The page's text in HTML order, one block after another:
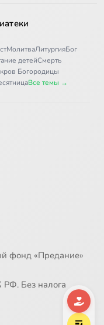
МолитваЛитургияБог
детейСмерть
Богородицы
Все темы →
фонд «Предание»
РФ. Без налога